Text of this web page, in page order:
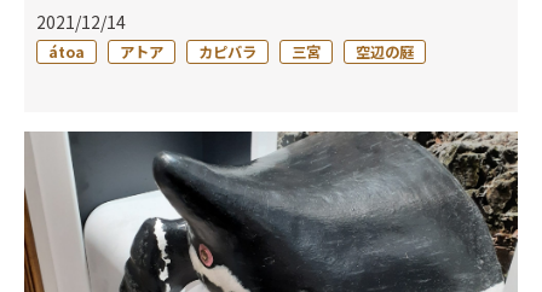
2021/12/14
átoa アトア カピバラ 三宮 空辺の庭